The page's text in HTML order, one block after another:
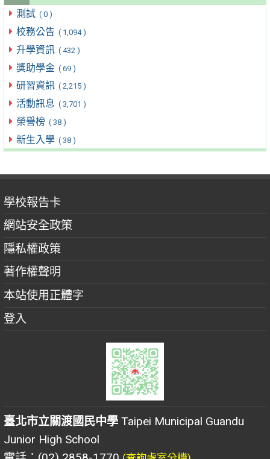
測試 ( 0 )
校務公告 ( 1,094 )
升學資訊 ( 432 )
獎助學金 ( 69 )
研習資訊 ( 2,215 )
活動訊息 ( 3,701 )
榮譽榜 ( 38 )
新生入學 ( 38 )
學校報告卡
網站安全政策
隱私權政策
著作權聲明
本站使用正體字
登入
臺北市立關渡國民中學 Taipei Municipal Guandu
Junior High School